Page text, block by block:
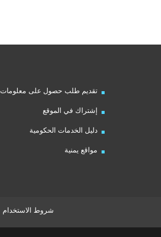
تقديم طلب حصول على معلومات
إشتراك في الموقع
دليل الخدمات الحكومية
مواقع يمنية
شروط الاستخدام